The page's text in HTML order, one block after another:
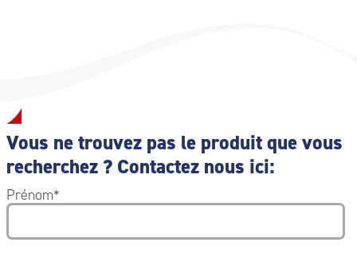
Vous ne trouvez pas le produit que vous
recherchez ? Contactez nous ici:
Prénom*